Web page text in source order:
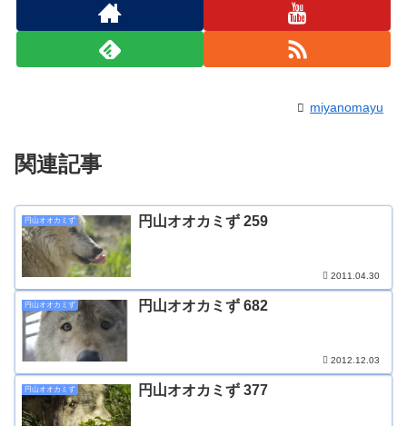
miyanomayu
関連記事
円山オオカミず 円山オオカミず 259
2011.04.30
円山オオカミず 円山オオカミず 682
2012.12.03
円山オオカミず 円山オオカミず 377